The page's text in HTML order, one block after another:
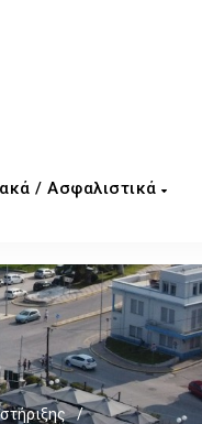
/ Ασφαλιστικά
/